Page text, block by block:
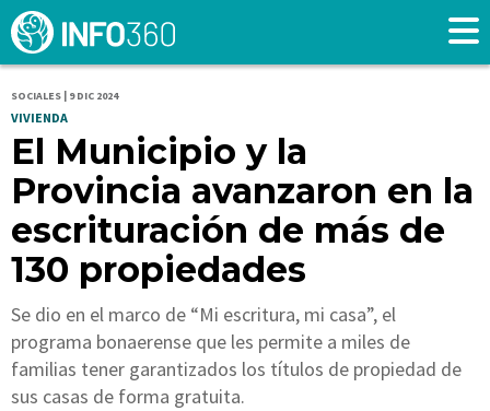
SOCIALES | 9 DIC 2024
VIVIENDA
El Municipio y la
Provincia avanzaron en la
escrituración de más de
130 propiedades
Se dio en el marco de “Mi escritura, mi casa”, el
programa bonaerense que les permite a miles de
familias tener garantizados los títulos de propiedad de
sus casas de forma gratuita.